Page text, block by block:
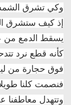
وكي تشرق
إذ كيف ستشرق
يسقط الدمع من
كأنه قطع نرد
فوق حجارة من
فنصمت كلنا
وتتهدل معاطفنا